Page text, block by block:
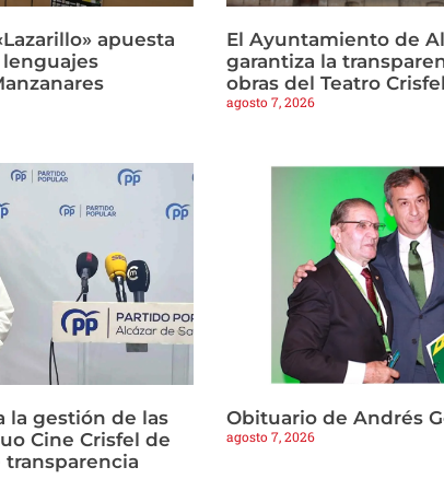
apuesta
El Ayuntamiento de
garantiza la
obras del Teatro
agosto 7, 2026
la gestión de las
Cine Crisfel de
transparencia
Obituario de Andrés
agosto 7, 2026